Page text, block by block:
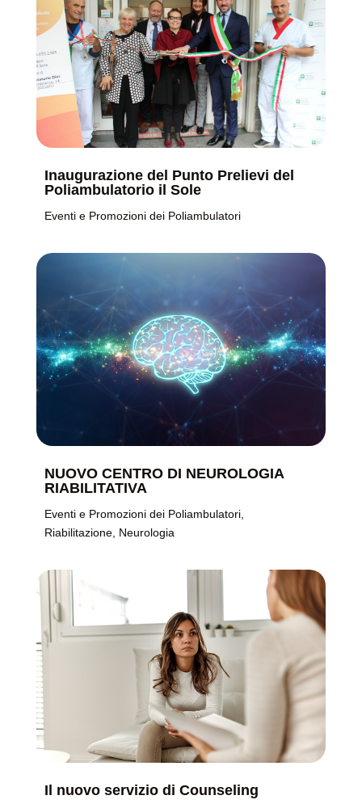
Inaugurazione del Punto Prelievi del
Poliambulatorio il Sole
Eventi e Promozioni dei Poliambulatori
NUOVO CENTRO DI NEUROLOGIA
RIABILITATIVA
Eventi e Promozioni dei Poliambulatori,
Riabilitazione, Neurologia
Il nuovo servizio di Counseling